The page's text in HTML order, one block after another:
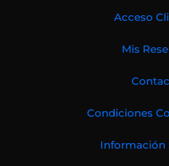
Acceso
Mis
Condiciones
Información